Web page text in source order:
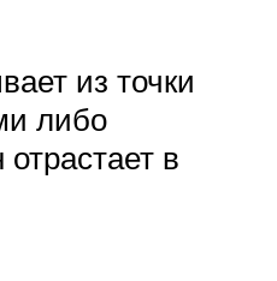
из точки
либо
в